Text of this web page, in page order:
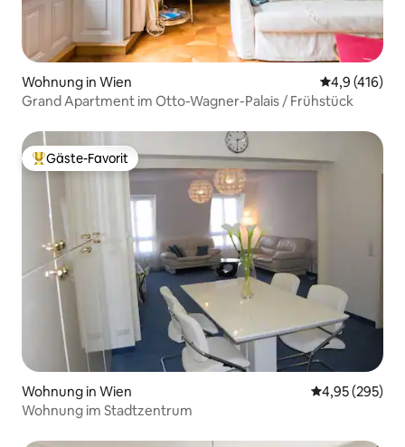
Wohnung in Wien
4,9 (416)
Grand Apartment im Otto-Wagner-Palais / Frühstück
Beliebter Gäste-Favorit.
Gäste-Favorit
Wohnung in Wien
4,95 (295)
Wohnung im Stadtzentrum